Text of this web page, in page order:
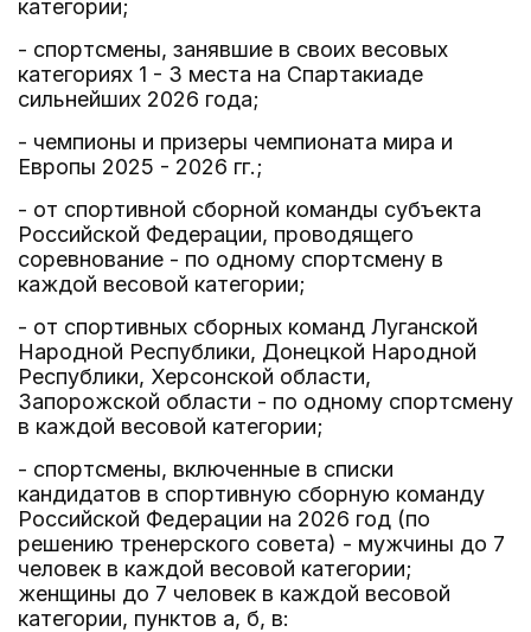
категории;
- спортсмены, занявшие в своих весовых
категориях 1 - 3 места на Спартакиаде
сильнейших 2026 года;
- чемпионы и призеры чемпионата мира и
Европы 2025 - 2026 гг.;
- от спортивной сборной команды субъекта
Российской Федерации, проводящего
соревнование - по одному спортсмену в
каждой весовой категории;
- от спортивных сборных команд Луганской
Народной Республики, Донецкой Народной
Республики, Херсонской области,
Запорожской области - по одному спортсмену
в каждой весовой категории;
- спортсмены, включенные в списки
кандидатов в спортивную сборную команду
Российской Федерации на 2026 год (по
решению тренерского совета) - мужчины до 7
человек в каждой весовой категории;
женщины до 7 человек в каждой весовой
категории, пунктов а, б, в: